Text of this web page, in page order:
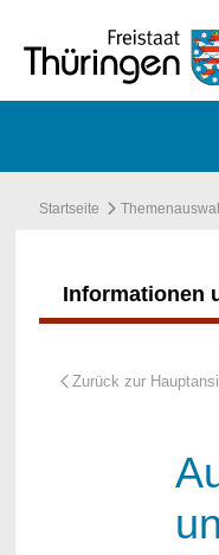
Startseite
Informationen